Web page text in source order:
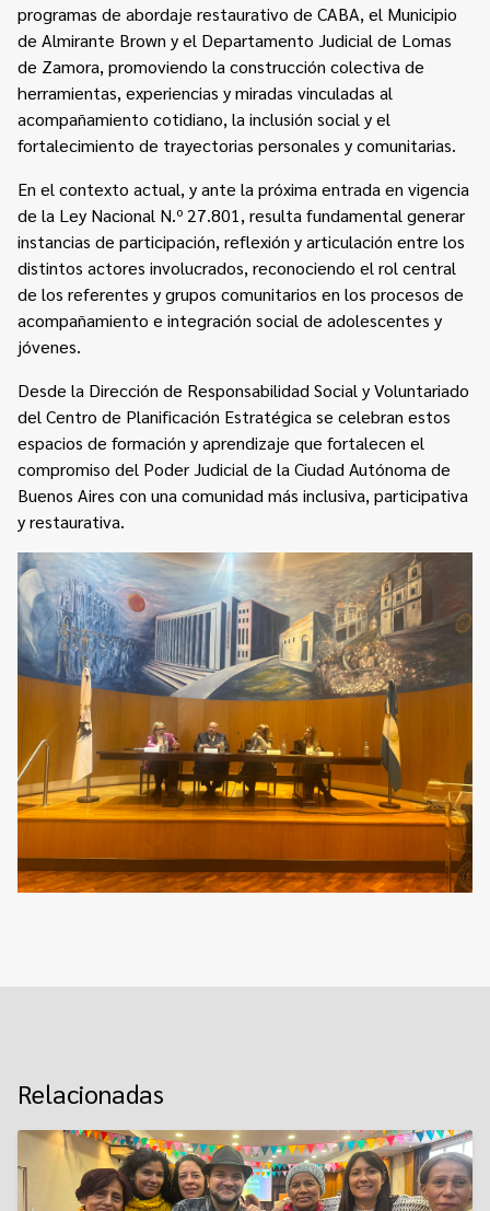
programas de abordaje restaurativo de CABA, el Municipio
de Almirante Brown y el Departamento Judicial de Lomas
de Zamora, promoviendo la construcción colectiva de
herramientas, experiencias y miradas vinculadas al
acompañamiento cotidiano, la inclusión social y el
fortalecimiento de trayectorias personales y comunitarias.
En el contexto actual, y ante la próxima entrada en vigencia
de la Ley Nacional N.º 27.801, resulta fundamental generar
instancias de participación, reflexión y articulación entre los
distintos actores involucrados, reconociendo el rol central
de los referentes y grupos comunitarios en los procesos de
acompañamiento e integración social de adolescentes y
jóvenes.
Desde la Dirección de Responsabilidad Social y Voluntariado
del Centro de Planificación Estratégica se celebran estos
espacios de formación y aprendizaje que fortalecen el
compromiso del Poder Judicial de la Ciudad Autónoma de
Buenos Aires con una comunidad más inclusiva, participativa
y restaurativa.
Relacionadas